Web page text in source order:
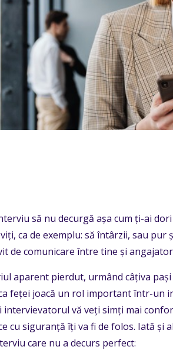
să nu decurgă așa cum ți-ai
ca de exemplu: să întârzii, sau pur
de comunicare între tine și
aparent pierdut, urmând câțiva
feței joacă un rol important într-un
intervievatorul vă veți simți mai
cu siguranță îți va fi de folos. Iată și
care nu a decurs perfect: